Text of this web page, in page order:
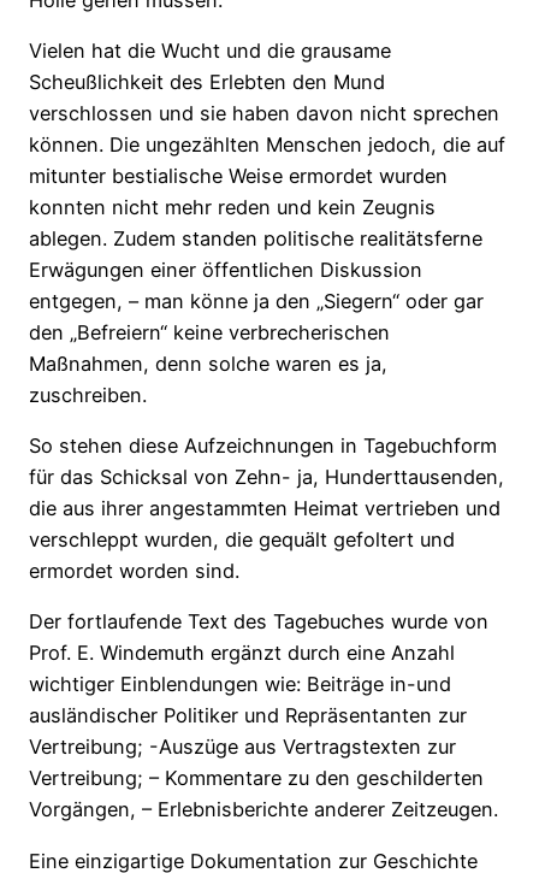
Vielen hat die Wucht und die grausame
Scheußlichkeit des Erlebten den Mund
verschlossen und sie haben davon nicht sprechen
können. Die ungezählten Menschen jedoch, die auf
mitunter bestialische Weise ermordet wurden
konnten nicht mehr reden und kein Zeugnis
ablegen. Zudem standen politische realitätsferne
Erwägungen einer öffentlichen Diskussion
entgegen, – man könne ja den „Siegern“ oder gar
den „Befreiern“ keine verbrecherischen
Maßnahmen, denn solche waren es ja,
zuschreiben.
So stehen diese Aufzeichnungen in Tagebuchform
für das Schicksal von Zehn- ja, Hunderttausenden,
die aus ihrer angestammten Heimat vertrieben und
verschleppt wurden, die gequält gefoltert und
ermordet worden sind.
Der fortlaufende Text des Tagebuches wurde von
Prof. E. Windemuth ergänzt durch eine Anzahl
wichtiger Einblendungen wie: Beiträge in-und
ausländischer Politiker und Repräsentanten zur
Vertreibung; -Auszüge aus Vertragstexten zur
Vertreibung; – Kommentare zu den geschilderten
Vorgängen, – Erlebnisberichte anderer Zeitzeugen.
Eine einzigartige Dokumentation zur Geschichte